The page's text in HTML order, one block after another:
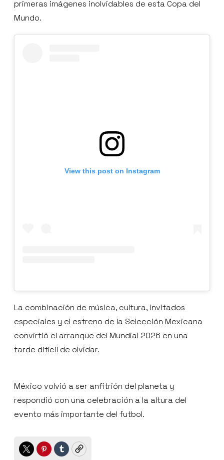
primeras imágenes inolvidables de esta Copa del
Mundo.
View this post on Instagram
La combinación de música, cultura, invitados
especiales y el estreno de la Selección Mexicana
convirtió el arranque del Mundial 2026 en una
tarde difícil de olvidar.
México volvió a ser anfitrión del planeta y
respondió con una celebración a la altura del
evento más importante del futbol.
TwitterPinterest
TumblrCopy